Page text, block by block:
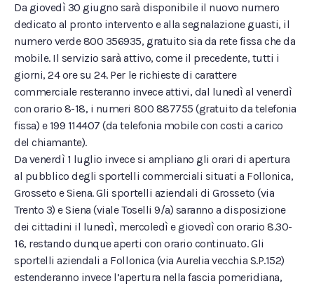
Da giovedì 30 giugno sarà disponibile il nuovo numero
dedicato al pronto intervento e alla segnalazione guasti, il
numero verde 800 356935, gratuito sia da rete fissa che da
mobile. Il servizio sarà attivo, come il precedente, tutti i
giorni, 24 ore su 24. Per le richieste di carattere
commerciale resteranno invece attivi, dal lunedì al venerdì
con orario 8-18, i numeri 800 887755 (gratuito da telefonia
fissa) e 199 114407 (da telefonia mobile con costi a carico
del chiamante).
Da venerdì 1 luglio invece si ampliano gli orari di apertura
al pubblico degli sportelli commerciali situati a Follonica,
Grosseto e Siena. Gli sportelli aziendali di Grosseto (via
Trento 3) e Siena (viale Toselli 9/a) saranno a disposizione
dei cittadini il lunedì, mercoledì e giovedì con orario 8.30-
16, restando dunque aperti con orario continuato. Gli
sportelli aziendali a Follonica (via Aurelia vecchia S.P.152)
estenderanno invece l’apertura nella fascia pomeridiana,